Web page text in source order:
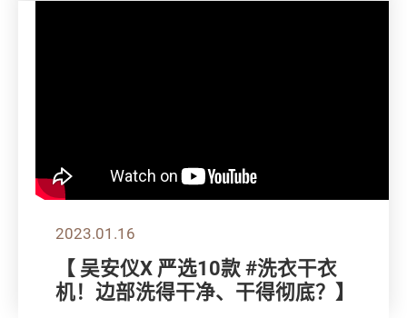
2023.01.16
【 吴安仪X 严选10款 #洗衣干衣
机！边部洗得干净、干得彻底？】